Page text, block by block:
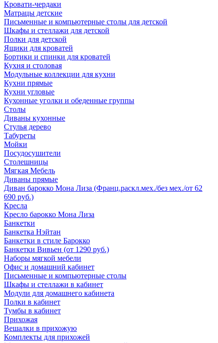
Кровати-чердаки
Матрацы детские
Письменные и компьютерные столы для детской
Шкафы и стеллажи для детской
Полки для детской
Ящики для кроватей
Бортики и спинки для кроватей
Кухня и столовая
Модульные коллекции для кухни
Кухни прямые
Кухни угловые
Кухонные уголки и обеденные группы
Столы
Диваны кухонные
Стулья дерево
Табуреты
Мойки
Посудосушители
Столешницы
Мягкая Мебель
Диваны прямые
Диван барокко Мона Лиза (Франц.раскл.мех./без мех./от 62
690 руб.)
Кресла
Кресло барокко Мона Лиза
Банкетки
Банкетка Нэйтан
Банкетки в стиле Барокко
Банкетки Вивьен (от 1290 руб.)
Наборы мягкой мебели
Офис и домашний кабинет
Письменные и компьютерные столы
Шкафы и стеллажи в кабинет
Модули для домашнего кабинета
Полки в кабинет
Тумбы в кабинет
Прихожая
Вешалки в прихожую
Комплекты для прихожей